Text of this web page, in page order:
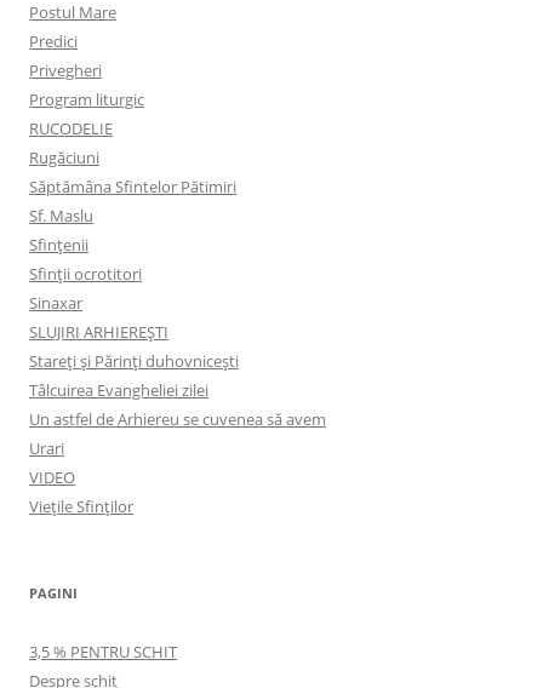
Postul Mare
Predici
Privegheri
Program liturgic
RUCODELIE
Rugăciuni
Săptămâna Sfintelor Pătimiri
Sf. Maslu
Sfințenii
Sfinții ocrotitori
Sinaxar
SLUJIRI ARHIEREȘTI
Stareți și Părinți duhovnicești
Tâlcuirea Evangheliei zilei
Un astfel de Arhiereu se cuvenea să avem
Urari
VIDEO
Viețile Sfinților
PAGINI
3,5 % PENTRU SCHIT
Despre schit